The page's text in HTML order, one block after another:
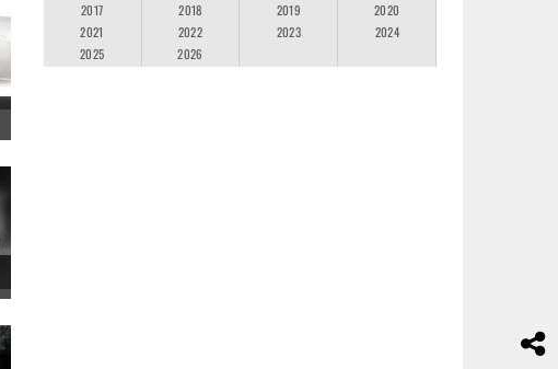
2017
2018 2019
2020
2021
2022 2023
2024
2025
2026